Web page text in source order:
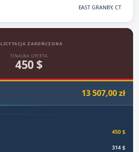
EAST GRANBY, CT
LICYTACJA ZAKOŃCZONA
FINALNA OFERTA
450 $
13 507,00 zł
450 $
314 $